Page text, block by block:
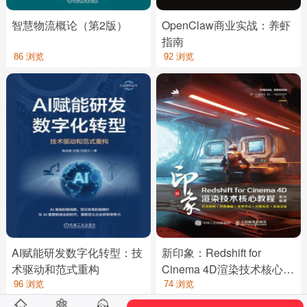
智慧物流概论（第2版）
86 浏览
OpenClaw商业实战：养虾
指南
92 浏览
AI赋能研发数字化转型：技
术驱动和范式重构
96 浏览
新印象：Redshift for
Cinema 4D渲染技术核心教
程
74 浏览